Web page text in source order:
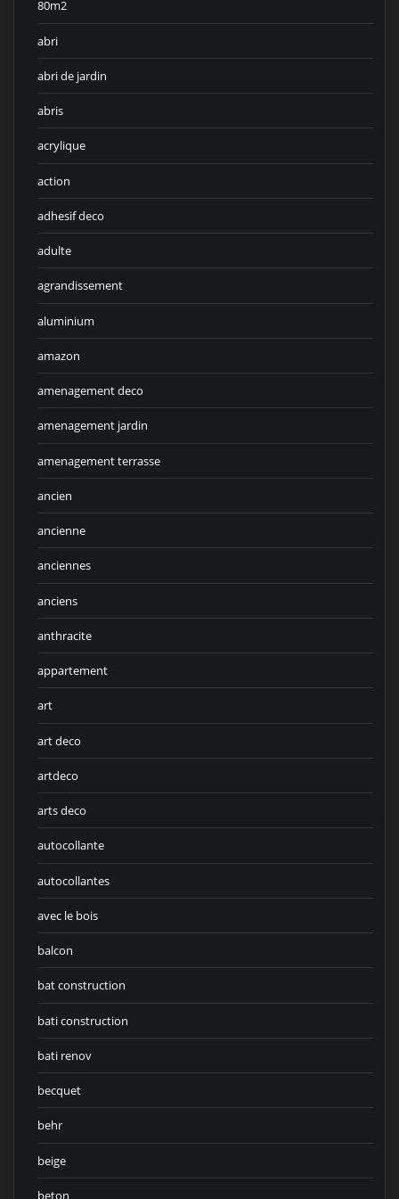
80m2
abri
abri de jardin
abris
acrylique
action
adhesif deco
adulte
agrandissement
aluminium
amazon
amenagement deco
amenagement jardin
amenagement terrasse
ancien
ancienne
anciennes
anciens
anthracite
appartement
art
art deco
artdeco
arts deco
autocollante
autocollantes
avec le bois
balcon
bat construction
bati construction
bati renov
becquet
behr
beige
beton